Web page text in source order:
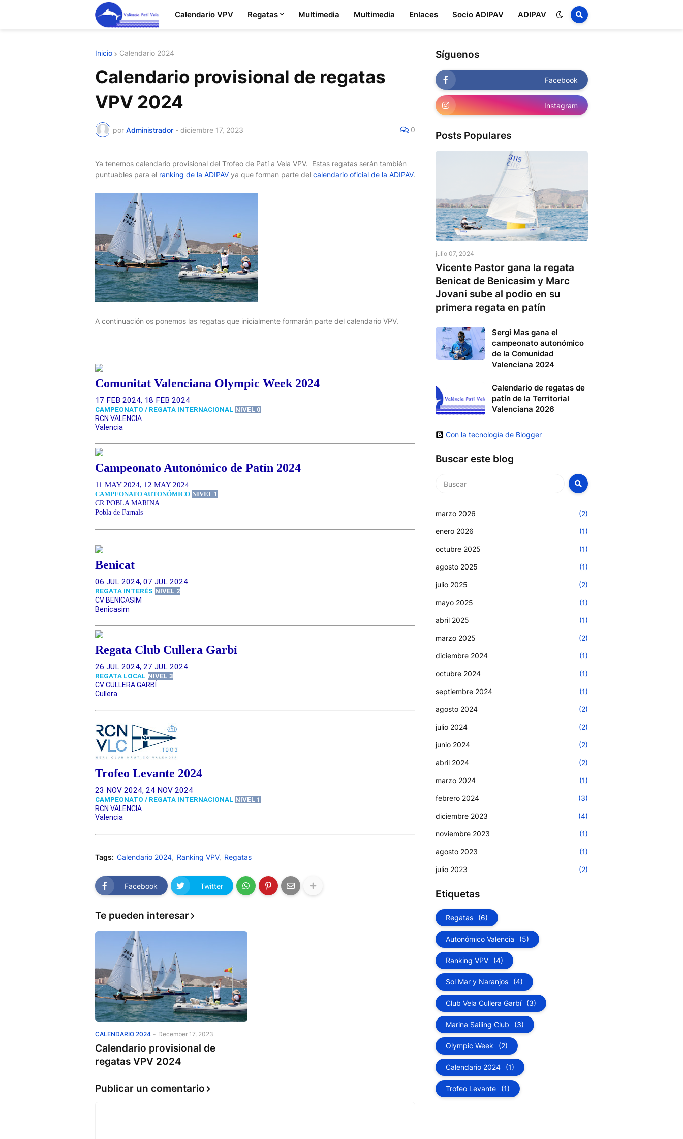
Calendario VPV Regatas Multimedia Multimedia Enlaces Socio ADIPAV ADIPAV
Inicio Calendario 2024
Calendario provisional de regatas
VPV 2024
por Administrador - diciembre 17, 2023 0
Ya tenemos calendario provisional del Trofeo de Patí a Vela VPV. Estas regatas serán también
puntuables para el ranking de la ADIPAV ya que forman parte del calendario oficial de la ADIPAV.
A continuación os ponemos las regatas que inicialmente formarán parte del calendario VPV.
Comunitat Valenciana Olympic Week 2024
17 FEB 2024, 18 FEB 2024
CAMPEONATO / REGATA INTERNACIONAL NIVEL 0
RCN VALENCIA
Valencia
Campeonato Autonómico de Patín 2024
11 MAY 2024, 12 MAY 2024
CAMPEONATO AUTONÓMICO NIVEL 1
CR POBLA MARINA
Pobla de Farnals
Benicat
06 JUL 2024, 07 JUL 2024
REGATA INTERÉS NIVEL 2
CV BENICASIM
Benicasim
Regata Club Cullera Garbí
26 JUL 2024, 27 JUL 2024
REGATA LOCAL NIVEL 3
CV CULLERA GARBÍ
Cullera
Trofeo Levante 2024
23 NOV 2024, 24 NOV 2024
CAMPEONATO / REGATA INTERNACIONAL NIVEL 1
RCN VALENCIA
Valencia
Tags: Calendario 2024 Ranking VPV Regatas
Facebook Twitter
Te pueden interesar
CALENDARIO 2024 - December 17, 2023
Calendario provisional de
regatas VPV 2024
Publicar un comentario
Síguenos
Facebook
Instagram
Posts Populares
julio 07, 2024
Vicente Pastor gana la regata
Benicat de Benicasim y Marc
Jovani sube al podio en su
primera regata en patín
Sergi Mas gana el
campeonato autonómico
de la Comunidad
Valenciana 2024
Calendario de regatas de
patín de la Territorial
Valenciana 2026
Con la tecnología de Blogger
Buscar este blog
marzo 2026 (2)
enero 2026 (1)
octubre 2025 (1)
agosto 2025 (1)
julio 2025 (2)
mayo 2025 (1)
abril 2025 (1)
marzo 2025 (2)
diciembre 2024 (1)
octubre 2024 (1)
septiembre 2024 (1)
agosto 2024 (2)
julio 2024 (2)
junio 2024 (2)
abril 2024 (2)
marzo 2024 (1)
febrero 2024 (3)
diciembre 2023 (4)
noviembre 2023 (1)
agosto 2023 (1)
julio 2023 (2)
Etiquetas
Regatas (6)
Autonómico Valencia (5)
Ranking VPV (4)
Sol Mar y Naranjos (4)
Club Vela Cullera Garbí (3)
Marina Sailing Club (3)
Olympic Week (2)
Calendario 2024 (1)
Trofeo Levante (1)